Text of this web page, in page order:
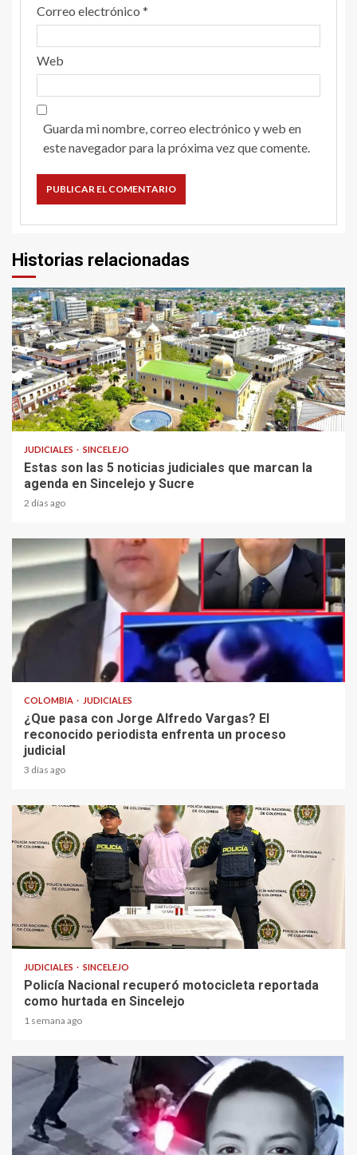
Correo electrónico *
Web
Guarda mi nombre, correo electrónico y web en
este navegador para la próxima vez que comente.
Historias relacionadas
2 min read
JUDICIALES SINCELEJO
Estas son las 5 noticias judiciales que marcan la
agenda en Sincelejo y Sucre
2 días ago
COLOMBIA JUDICIALES
¿Que pasa con Jorge Alfredo Vargas? El
reconocido periodista enfrenta un proceso
judicial
3 días ago
1 min read
JUDICIALES SINCELEJO
Policía Nacional recuperó motocicleta reportada
como hurtada en Sincelejo
1 semana ago